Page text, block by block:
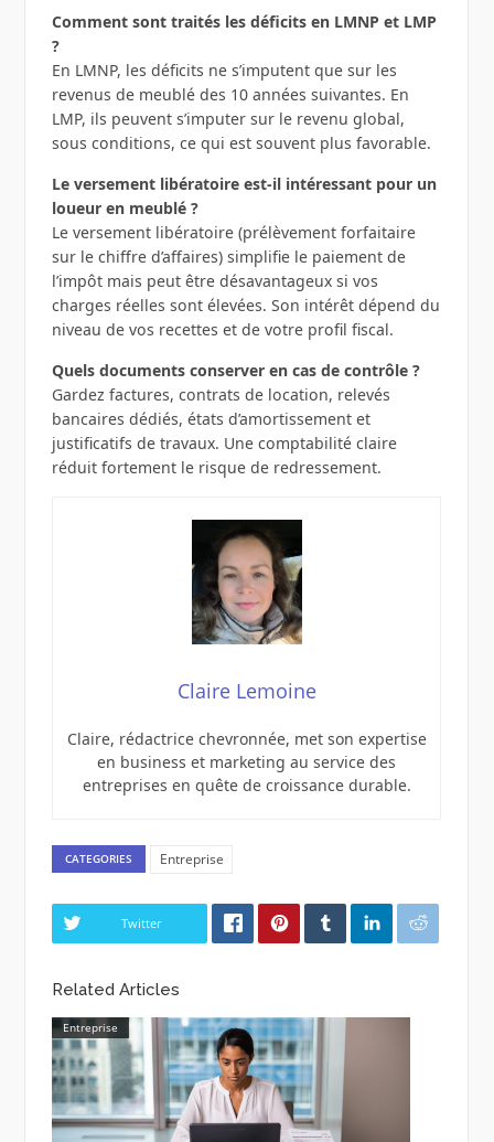
Comment sont traités les déficits en LMNP et LMP
?
En LMNP, les déficits ne s’imputent que sur les
revenus de meublé des 10 années suivantes. En
LMP, ils peuvent s’imputer sur le revenu global,
sous conditions, ce qui est souvent plus favorable.
Le versement libératoire est-il intéressant pour un
loueur en meublé ?
Le versement libératoire (prélèvement forfaitaire
sur le chiffre d’affaires) simplifie le paiement de
l’impôt mais peut être désavantageux si vos
charges réelles sont élevées. Son intérêt dépend du
niveau de vos recettes et de votre profil fiscal.
Quels documents conserver en cas de contrôle ?
Gardez factures, contrats de location, relevés
bancaires dédiés, états d’amortissement et
justificatifs de travaux. Une comptabilité claire
réduit fortement le risque de redressement.
Claire Lemoine
Claire, rédactrice chevronnée, met son expertise
en business et marketing au service des
entreprises en quête de croissance durable.
CATEGORIES Entreprise
Twitter
Related Articles
Entreprise